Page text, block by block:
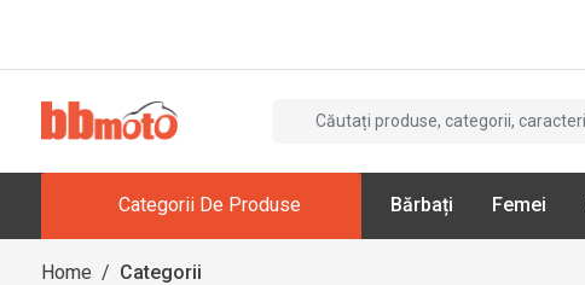
Categorii De Produse Bărbați Femei
Home / Categorii